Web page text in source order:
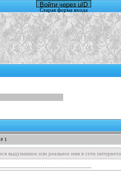
Войти через uID
Старая форма входа
1
выдуманное или реальное имя в сети интернета